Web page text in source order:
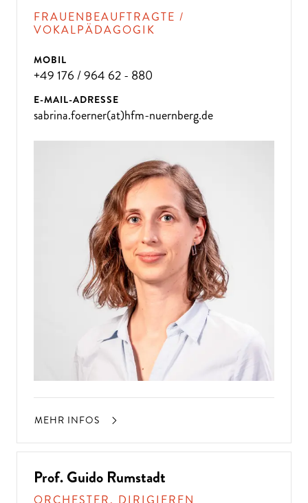
FRAUENBEAUFTRAGTE /
VOKALPÄDAGOGIK
MOBIL
+49 176 / 964 62 - 880
E-MAIL-ADRESSE
sabrina.foerner(at)hfm-nuernberg.de
MEHR INFOS
Prof. Guido Rumstadt